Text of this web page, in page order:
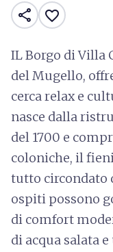
share favorite_border
IL Borgo di Villa
del Mugello,
cerca relax e
nasce dalla
del 1700 e
coloniche, il
tutto circondato
ospiti possono
di comfort
di acqua salata